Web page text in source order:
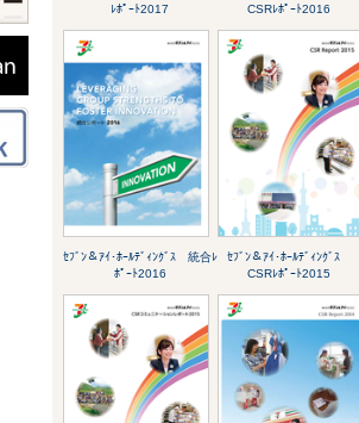
ﾚﾎﾟｰﾄ2017
CSRﾚﾎﾟｰﾄ2016
ｾﾌﾞﾝ＆ｱｲ･ﾎｰﾙﾃﾞｨﾝｸﾞｽ 統合ﾚ
ﾎﾟｰﾄ2016
ｾﾌﾞﾝ＆ｱｲ･ﾎｰﾙﾃﾞｨﾝｸﾞｽ
CSRﾚﾎﾟｰﾄ2015